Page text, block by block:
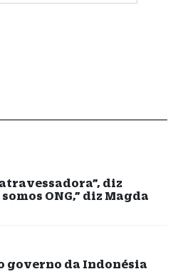
diz
ONG,” diz Magda
governo da Indonésia